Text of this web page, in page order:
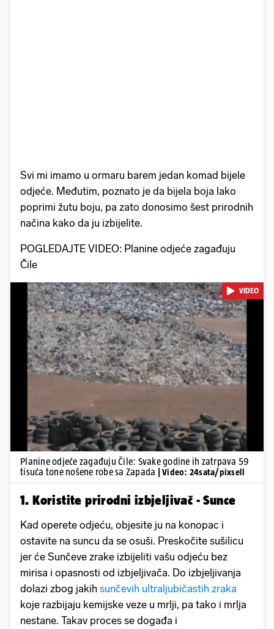
Svi mi imamo u ormaru barem jedan komad bijele
odjeće. Međutim, poznato je da bijela boja lako
poprimi žutu boju, pa zato donosimo šest prirodnih
načina kako da ju izbijelite.
POGLEDAJTE VIDEO: Planine odjeće zagađuju
Čile
Pokretanje videa...
VIDEO
Planine odjeće zagađuju Čile: Svake godine ih zatrpava 59
tisuća tone nošene robe sa Zapada
| Video: 24sata/pixsell
1. Koristite prirodni izbjeljivač - Sunce
Kad operete odjeću, objesite ju na konopac i
ostavite na suncu da se osuši. Preskočite sušilicu
jer će Sunčeve zrake izbijeliti vašu odjeću bez
mirisa i opasnosti od izbjeljivača. Do izbjeljivanja
dolazi zbog jakih sunčevih ultraljubičastih zraka
koje razbijaju kemijske veze u mrlji, pa tako i mrlja
nestane. Takav proces se događa i